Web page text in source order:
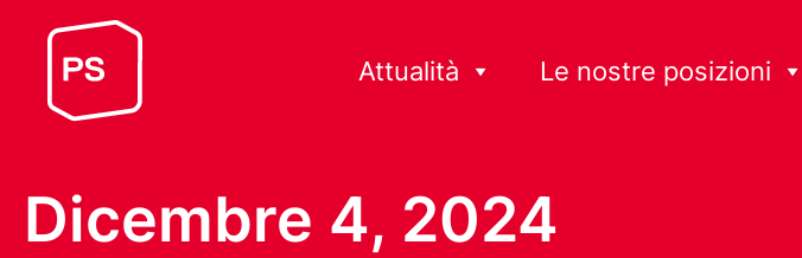
Attualità Le nostre posizioni
Dicembre 4, 2024